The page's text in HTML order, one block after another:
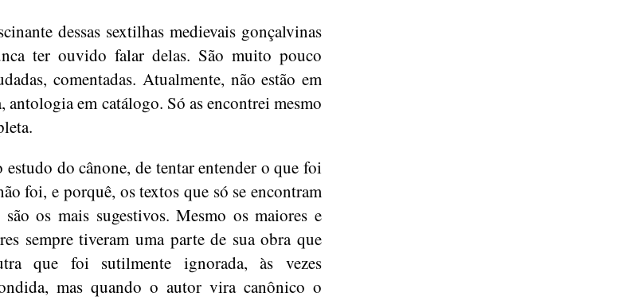
dessas sextilhas medievais gonçalvinas
ter ouvido falar delas. São muito pouco
comentadas. Atualmente, não estão em
antologia em catálogo. Só as encontrei mesmo
do cânone, de tentar entender o que foi
foi, e porquê, os textos que só se encontram
são os mais sugestivos. Mesmo os maiores e
sempre tiveram uma parte de sua obra que
que foi sutilmente ignorada, às vezes
mas quando o autor vira canônico o